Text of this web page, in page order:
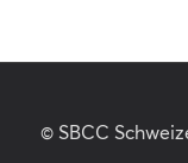
© SBCC